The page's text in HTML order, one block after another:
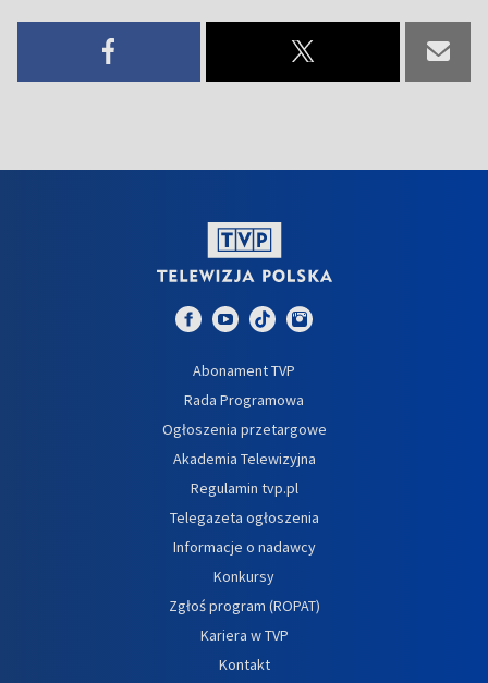
Abonament TVP
Rada Programowa
Ogłoszenia przetargowe
Akademia Telewizyjna
Regulamin tvp.pl
Telegazeta ogłoszenia
Informacje o nadawcy
Konkursy
Zgłoś program (ROPAT)
Kariera w TVP
Kontakt